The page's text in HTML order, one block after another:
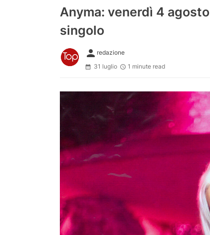
Anyma: venerdì 4
singolo
person redazione
31 luglio
1 minute read